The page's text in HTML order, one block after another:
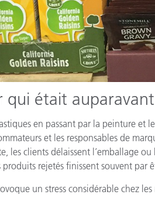
qui était
en passant par la peinture et
et les responsables de
les clients délaissent l’emballage
rejetés finissent souvent par
un stress considérable chez